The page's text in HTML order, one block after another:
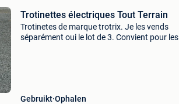
Trotinettes électriques Tout Terrain
Trotinetes de marque trotrix. Je les vends
séparément oui le lot de 3. Convient pour les
Gebruikt Ophalen